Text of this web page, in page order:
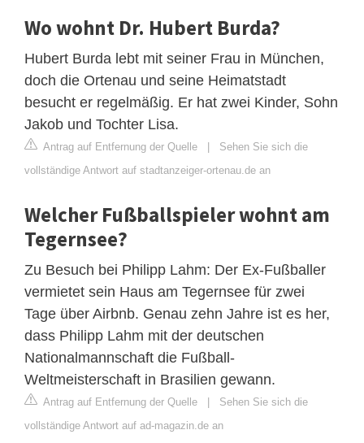
Wo wohnt Dr. Hubert Burda?
Hubert Burda lebt mit seiner Frau in München,
doch die Ortenau und seine Heimatstadt
besucht er regelmäßig. Er hat zwei Kinder, Sohn
Jakob und Tochter Lisa.
Antrag auf Entfernung der Quelle | Sehen Sie sich die
vollständige Antwort auf stadtanzeiger-ortenau.de an
Welcher Fußballspieler wohnt am
Tegernsee?
Zu Besuch bei Philipp Lahm: Der Ex-Fußballer
vermietet sein Haus am Tegernsee für zwei
Tage über Airbnb. Genau zehn Jahre ist es her,
dass Philipp Lahm mit der deutschen
Nationalmannschaft die Fußball-
Weltmeisterschaft in Brasilien gewann.
Antrag auf Entfernung der Quelle | Sehen Sie sich die
vollständige Antwort auf ad-magazin.de an